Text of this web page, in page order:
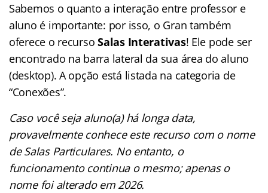
Sabemos o quanto a interação entre professor e
aluno é importante: por isso, o Gran também
oferece o recursoSalas Interativas! Ele pode ser
encontrado na barra lateral da sua área do aluno
(desktop). A opção está listada na categoria de
“Conexões”.
Caso você seja aluno(a) há longa data,
provavelmente conhece este recurso com o nome
de Salas Particulares. No entanto, o
funcionamento continua o mesmo; apenas o
nome foi alterado em 2026.